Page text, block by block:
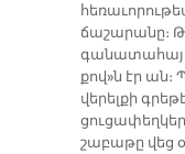
ճաշարանը։
գանատահայ
քով»ն էր
վերելքի
շաբաթը վեց